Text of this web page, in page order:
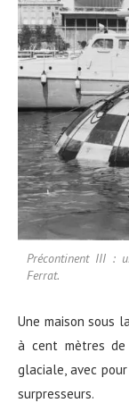
Précontinent III :
Ferrat.
Une maison sous
à cent mètres de
glaciale, avec
surpresseurs.